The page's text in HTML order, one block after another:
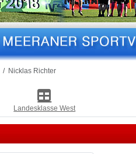
Nicklas Richter
Landesklasse West